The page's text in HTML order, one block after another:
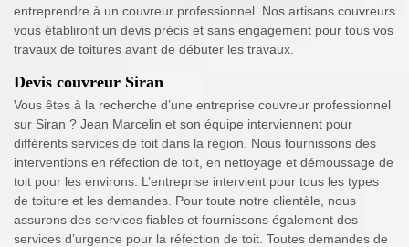
entreprendre à un couvreur professionnel. Nos artisans couvreurs
vous établiront un devis précis et sans engagement pour tous vos
travaux de toitures avant de débuter les travaux.
Devis couvreur Siran
Vous êtes à la recherche d’une entreprise couvreur professionnel
sur Siran ? Jean Marcelin et son équipe interviennent pour
différents services de toit dans la région. Nous fournissons des
interventions en réfection de toit, en nettoyage et démoussage de
toit pour les environs. L’entreprise intervient pour tous les types
de toiture et les demandes. Pour toute notre clientèle, nous
assurons des services fiables et fournissons également des
services d’urgence pour la réfection de toit. Toutes demandes de